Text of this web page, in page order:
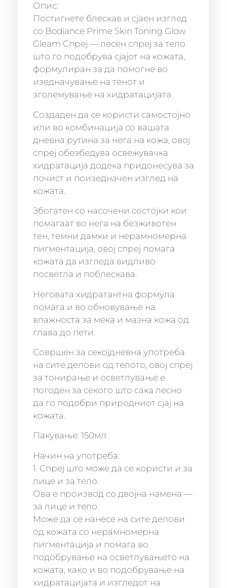
Опис:
Постигнете блескав и сјаен изглед
со Bodiance Prime Skin Toning Glow
Gleam Спреј — лесен спреј за тело
што го подобрува сјајот на кожата,
формулиран за да помогне во
изедначување на тенот и
зголемување на хидратацијата.
Создаден да се користи самостојно
или во комбинација со вашата
дневна рутина за нега на кожа, овој
спреј обезбедува освежувачка
хидратација додека придонесува за
почист и поизедначен изглед на
кожата.
Збогатен со насочени состојки кои
помагаат во нега на безживотен
тен, темни дамки и нерамномерна
пигментација, овој спреј помага
кожата да изгледа видливо
посветла и поблескава.
Неговата хидратантна формула
помага и во обновување на
влажноста за мека и мазна кожа од
глава до пети.
Совршен за секојдневна употреба
на сите делови од телото, овој спреј
за тонирање и осветлување е
погоден за секого што сака лесно
да го подобри природниот сјај на
кожата.
Пакување: 150мл
Начин на употреба:
1. Спреј што може да се користи и за
лице и за тело.
Ова е производ со двојна намена —
за лице и тело.
Може да се нанесе на сите делови
од кожата со нерамномерна
пигментација и помага во
подобрување на осветлувањето на
кожата, како и во подобрување на
хидратацијата и изгледот на